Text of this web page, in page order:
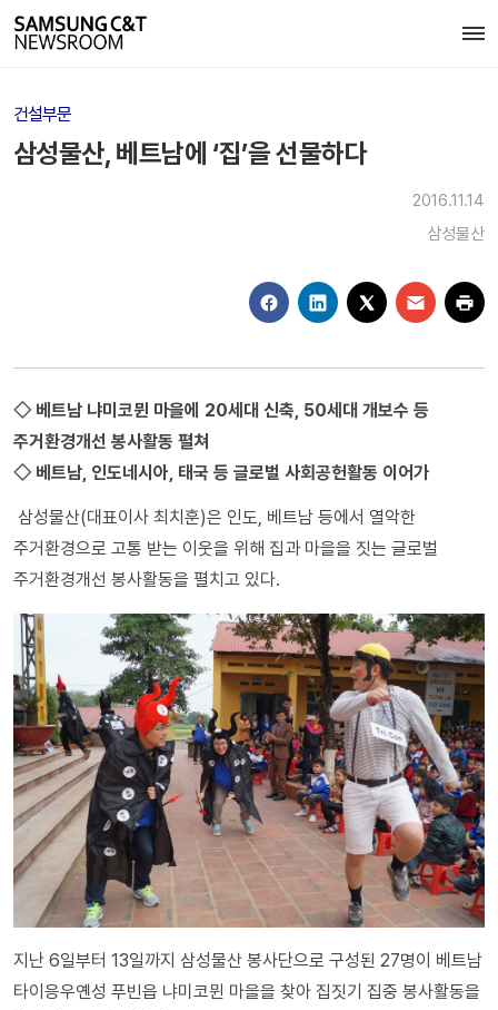
건설부문
삼성물산, 베트남에 ‘집’을 선물하다
2016.11.14
삼성물산
◇ 베트남 냐미코뮌 마을에 20세대 신축, 50세대 개보수 등
주거환경개선 봉사활동 펼쳐
◇ 베트남, 인도네시아, 태국 등 글로벌 사회공헌활동 이어가
삼성물산(대표이사 최치훈)은 인도, 베트남 등에서 열악한
주거환경으로 고통 받는 이웃을 위해 집과 마을을 짓는 글로벌
주거환경개선 봉사활동을 펼치고 있다.
지난 6일부터 13일까지 삼성물산 봉사단으로 구성된 27명이 베트남
타이응우옌성 푸빈읍 냐미코뮌 마을을 찾아 집짓기 집중 봉사활동을